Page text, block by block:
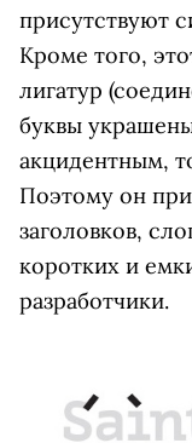
присутствуют
Кроме того,
лигатур
буквы
акцидентным,
Поэтому он
заголовков,
коротких и
разработчики.